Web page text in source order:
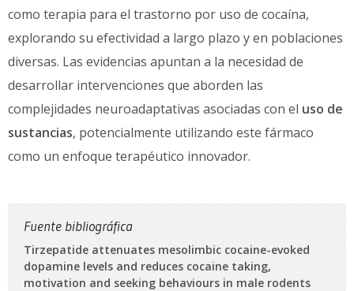
como terapia para el trastorno por uso de cocaína,
explorando su efectividad a largo plazo y en poblaciones
diversas. Las evidencias apuntan a la necesidad de
desarrollar intervenciones que aborden las
complejidades neuroadaptativas asociadas con el uso de
sustancias, potencialmente utilizando este fármaco
como un enfoque terapéutico innovador.
Fuente bibliográfica
Tirzepatide attenuates mesolimbic cocaine-evoked
dopamine levels and reduces cocaine taking,
motivation and seeking behaviours in male rodents